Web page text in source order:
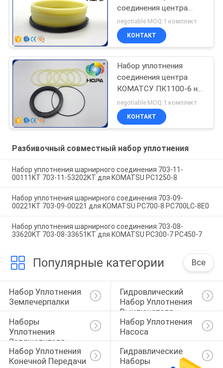
соединения центра
Р110-7 Р140-7 Р160-9
Р215-7 Р250-7 Р260-9
высокая
negotiable MOQ:1 комплект
КОНТАКТ
Набор уплотнения
соединения центра
КОМАТСУ ПК1100-6 на
Ассы 703-11-00110
703-11-53201
шарнирного соединения
negotiable MOQ:1 комплект
КОНТАКТ
Разбивочный совместный набор уплотнения
Набор уплотнения шарнирного соединения 703-11-
00111KT 703-11-53202KT для KOMATSU PC1250-8
Набор уплотнения шарнирного соединения 703-09-
00221KT 703-09-00221 для KOMATSU PC700-8 PC700LC-8E0
Набор уплотнения шарнирного соединения 703-08-
33620KT 703-08-33651KT для KOMATSU PC300-7 PC450-7
Популярные категории Все
Набор Уплотнения
Землечерпалки
Гидровлический
Набор Уплотнения
Выключателя
Наборы
Уплотнения
Затяжелителя
Набор Уплотнения
Насоса
Набор Уплотнения
Конечной Передачи
Гидравлические
Наборы